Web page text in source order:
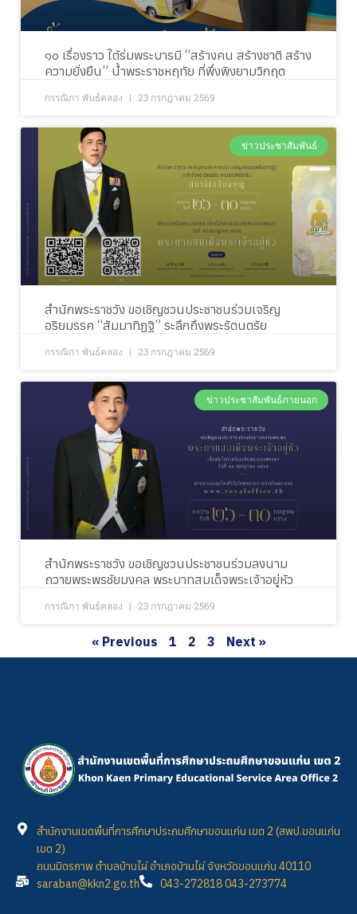
๑๐ เรื่องราว ใต้ร่มพระบารมี “สร้างคน สร้างชาติ สร้าง
ความยั่งยืน” น้ำพระราชหฤทัย ที่พึ่งพิงยามวิกฤต
กรรณิกา พันธ์คลอง 23 กรกฎาคม 2569
ข่าวประชาสัมพันธ์
สำนักพระราชวัง ขอเชิญชวนประชาชนร่วมเจริญ
อริยมรรค “สัมมาทิฏฐิ” ระลึกถึงพระรัตนตรัย
กรรณิกา พันธ์คลอง 23 กรกฎาคม 2569
ข่าวประชาสัมพันธ์ภายนอก
สำนักพระราชวัง ขอเชิญชวนประชาชนร่วมลงนาม
ถวายพระพรชัยมงคล พระบาทสมเด็จพระเจ้าอยู่หัว
กรรณิกา พันธ์คลอง 23 กรกฎาคม 2569
« Previous 1 2 3 Next »
สำนักงานเขตพื้นที่การศึกษาประถมศึกษาขอนแก่น เขต 2 (สพป.ขอนแก่น
เขต 2)
ถนนมิตรภาพ ตำบลบ้านไผ่ อำเภอบ้านไผ่ จังหวัดขอนแก่น 40110
saraban@kkn2.go.th
043-272818 043-273774